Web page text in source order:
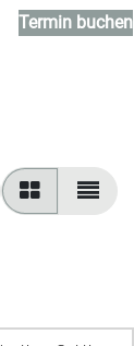
Termin buchen